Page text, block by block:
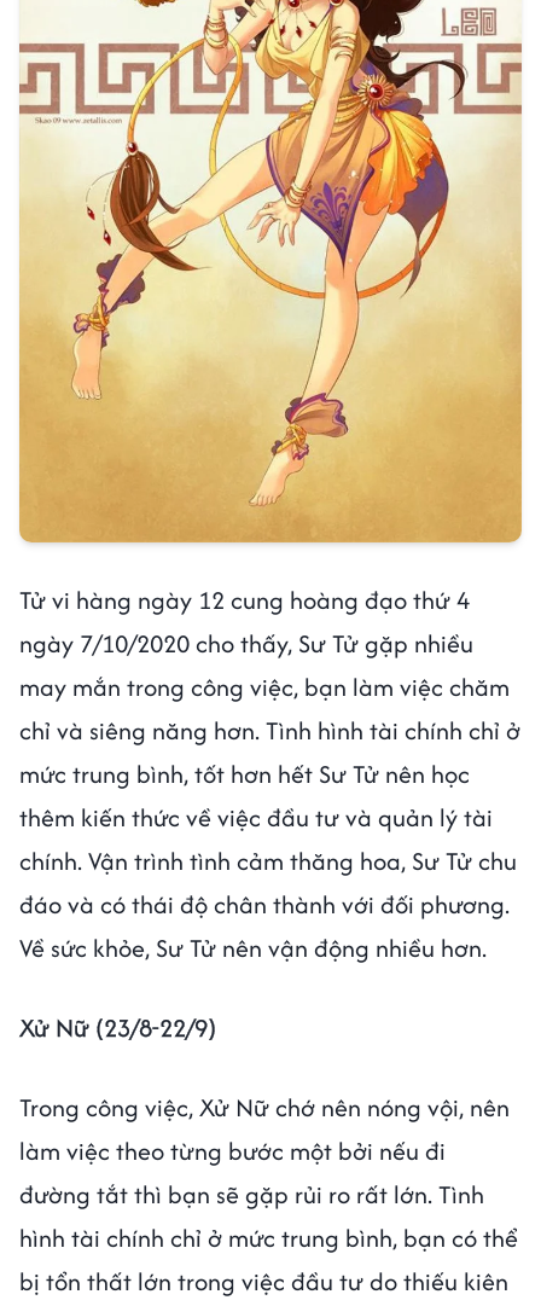
Tử vi hàng ngày 12 cung hoàng đạo thứ 4
ngày 7/10/2020 cho thấy, Sư Tử gặp nhiều
may mắn trong công việc, bạn làm việc chăm
chỉ và siêng năng hơn. Tình hình tài chính chỉ ở
mức trung bình, tốt hơn hết Sư Tử nên học
thêm kiến thức về việc đầu tư và quản lý tài
chính. Vận trình tình cảm thăng hoa, Sư Tử chu
đáo và có thái độ chân thành với đối phương.
Về sức khỏe, Sư Tử nên vận động nhiều hơn.
Xử Nữ (23/8-22/9)
Trong công việc, Xử Nữ chớ nên nóng vội, nên
làm việc theo từng bước một bởi nếu đi
đường tắt thì bạn sẽ gặp rủi ro rất lớn. Tình
hình tài chính chỉ ở mức trung bình, bạn có thể
bị tổn thất lớn trong việc đầu tư do thiếu kiên